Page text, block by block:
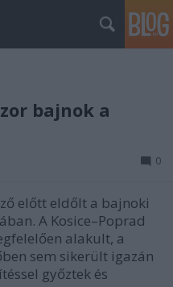
bajnok a
0
előtt eldőlt a bajnoki
A Kosice–Poprad
alakult, a
sem sikerült igazán
győztek és